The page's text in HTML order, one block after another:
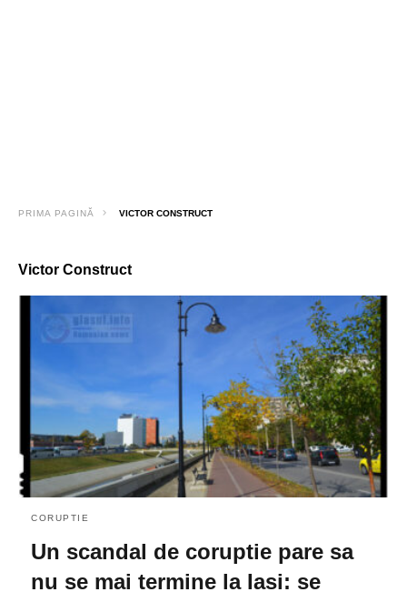
PRIMA PAGINĂ VICTOR CONSTRUCT
Victor Construct
CORUPTIE
Un scandal de coruptie pare sa
nu se mai termine la Iasi: se